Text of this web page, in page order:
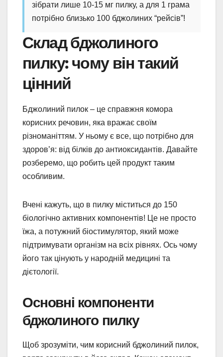
зібрати лише 10-15 мг пилку, а для 1 грама
потрібно близько 100 бджолиних “рейсів”!
Склад бджолиного
пилку: чому він такий
цінний
Бджолиний пилок – це справжня комора
корисних речовин, яка вражає своїм
різноманіттям. У ньому є все, що потрібно для
здоров’я: від білків до антиоксидантів. Давайте
розберемо, що робить цей продукт таким
особливим.
Вчені кажуть, що в пилку міститься до 150
біологічно активних компонентів! Це не просто
їжа, а потужний біостимулятор, який може
підтримувати організм на всіх рівнях. Ось чому
його так цінують у народній медицині та
дієтології.
Основні компоненти
бджолиного пилку
Щоб зрозуміти, чим корисний бджолиний пилок,